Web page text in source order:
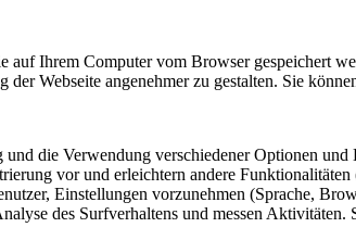
auf Ihrem Computer vom Browser gespeichert
Webseite angenehmer zu gestalten. Sie
und die Verwendung verschiedener Optionen
vor und erleichtern andere
Einstellungen vorzunehmen (Sprache,
des Surfverhaltens und messen